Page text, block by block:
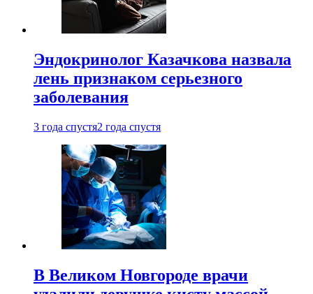
Эндокринолог Казачкова назвала
лень признаком серьезного
заболевания
3 года спустя2 года спустя
В Великом Новгороде врачи